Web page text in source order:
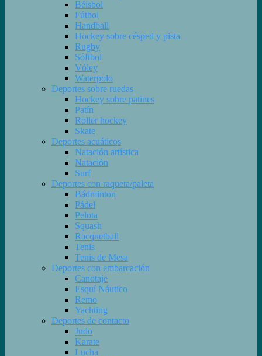
Béisbol
Fútbol
Handball
Hockey sobre césped y pista
Rugby
Sóftbol
Vóley
Waterpolo
Deportes sobre ruedas
Hockey sobre patines
Patín
Roller hockey
Skate
Deportes acuáticos
Natación artística
Natación
Surf
Deportes con raqueta/paleta
Bádminton
Pádel
Pelota
Squash
Racquetball
Tenis
Tenis de Mesa
Deportes con embarcación
Canotaje
Esquí Náutico
Remo
Yachting
Deportes de contacto
Judo
Karate
Lucha